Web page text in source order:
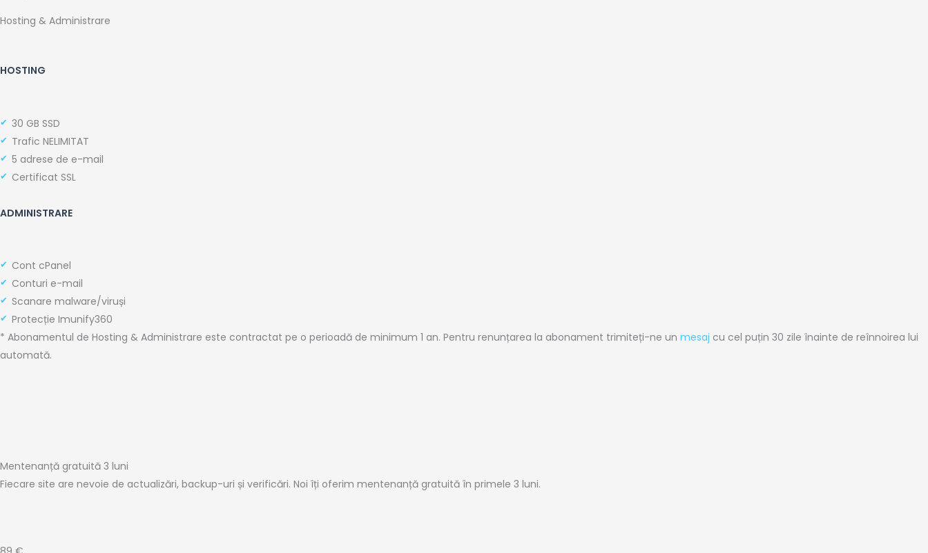
Hosting & Administrare
HOSTING
30 GB SSD
Trafic NELIMITAT
5 adrese de e-mail
Certificat SSL
ADMINISTRARE
Cont cPanel
Conturi e-mail
Scanare malware/viruși
Protecție Imunify360
* Abonamentul de Hosting & Administrare este contractat pe o perioadă de minimum 1 an. Pentru renunțarea la abonament trimiteți-ne un mesaj cu cel puțin 30 zile înainte de reînnoirea lui
automată.
Mentenanță gratuită 3 luni
Fiecare site are nevoie de actualizări, backup-uri și verificări. Noi îți oferim mentenanță gratuită în primele 3 luni.